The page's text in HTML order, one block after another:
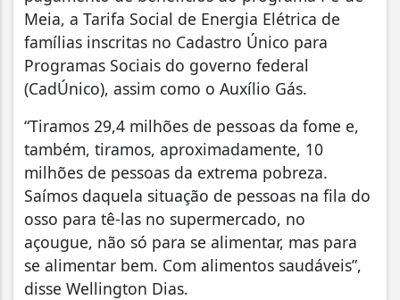
Meia, a Tarifa Social de Energia Elétrica de
famílias inscritas no Cadastro Único para
Programas Sociais do governo federal
(CadÚnico), assim como o Auxílio Gás.
“Tiramos 29,4 milhões de pessoas da fome e,
também, tiramos, aproximadamente, 10
milhões de pessoas da extrema pobreza.
Saímos daquela situação de pessoas na fila do
osso para tê-las no supermercado, no
açougue, não só para se alimentar, mas para
se alimentar bem. Com alimentos saudáveis”,
disse Wellington Dias.